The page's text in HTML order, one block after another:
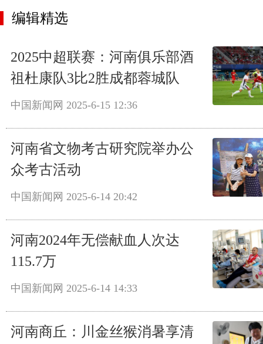
编辑精选
2025中超联赛：河南俱乐部酒
祖杜康队3比2胜成都蓉城队
中国新闻网 2025-6-15 12:36
河南省文物考古研究院举办公
众考古活动
中国新闻网 2025-6-14 20:42
河南2024年无偿献血人次达
115.7万
中国新闻网 2025-6-14 14:33
河南商丘：川金丝猴消暑享清